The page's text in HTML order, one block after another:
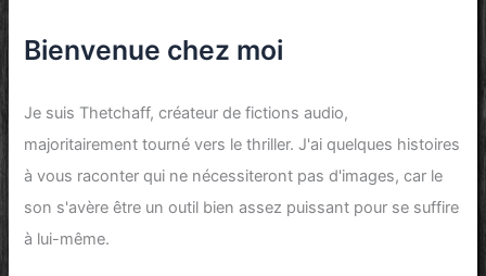
Bienvenue chez moi
Je suis Thetchaff, créateur defictions audio,
majoritairement tourné vers lethriller. J'ai quelques histoires
à vous raconter qui ne nécessiteront pas d'images, car le
son s'avère être un outil bien assez puissant pour se suffire
à lui-même.